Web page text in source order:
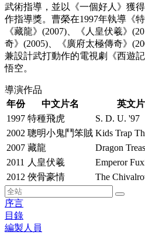
武術指導，並以《一個好人》獲
作指導獎。曹榮在1997年執導《
《藏龍》(2007)、《人皇伏羲》
奇》(2005)、《廣府太極傳奇》
兼設計武打動作的電視劇《西遊
悟空。
導演作品
年份
中文片名 英文
1997 特種飛虎
S. D. U. '97
2002 聰明小鬼鬥笨賊 Kids Trap
2007 藏龍 Dragon
2011
人皇伏羲
Emperor
2012 俠骨豪情 The
序言
目錄
編製人員